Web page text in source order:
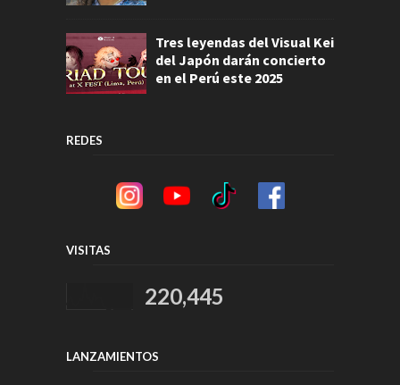
Tres leyendas del Visual Kei
del Japón darán concierto
en el Perú este 2025
REDES
VISITAS
220,445
LANZAMIENTOS